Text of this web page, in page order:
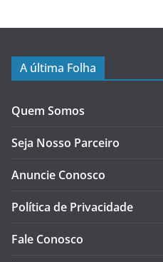
A última Folha
Quem Somos
Seja Nosso Parceiro
Anuncie Conosco
Política de Privacidade
Fale Conosco